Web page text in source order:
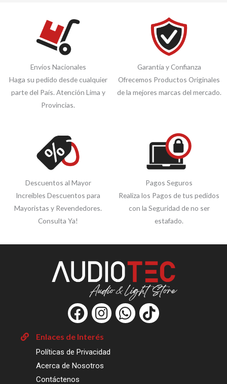
Envíos Nacionales
Haga su pedido desde cualquier
parte del País. Atención Lima y
Provincias.
Garantía y Confianza
Ofrecemos Productos Originales
de la mejores marcas del mercado.
Descuentos al Mayor
Increíbles Descuentos para
Mayoristas y Revendedores.
Consulta Ya!
Pagos Seguros
Realiza los Pagos de tus pedidos
con la Seguridad de no ser
estafado.
Enlaces de Interés
Políticas de Privacidad
Acerca de Nosotros
Contáctenos
F
a
c
e
b
I
n
s
t
a
W
h
T
i